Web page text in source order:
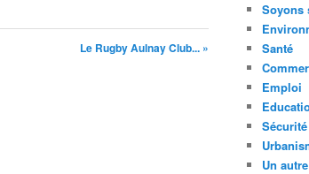
Le Rugby Aulnay Club... »
Soyons
Santé
Emploi
Un